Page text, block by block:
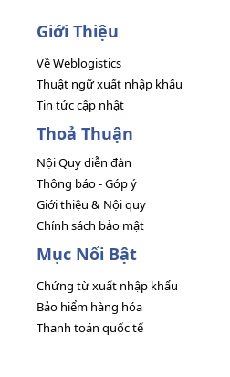
Giới Thiệu
Về Weblogistics
Thuật ngữ xuất nhập khẩu
Tin tức cập nhật
Thoả Thuận
Nội Quy diễn đàn
Thông báo - Góp ý
Giới thiệu & Nội quy
Chính sách bảo mật
Mục Nổi Bật
Chứng từ xuất nhập khẩu
Bảo hiểm hàng hóa
Thanh toán quốc tế